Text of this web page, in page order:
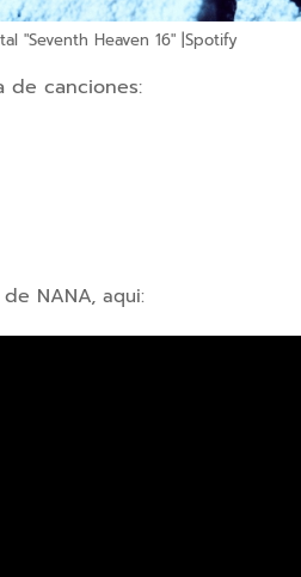
"Seventh Heaven 16" |Spotify
de canciones:
NANA, aqui: